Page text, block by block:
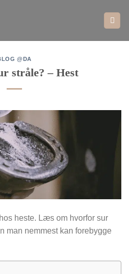
@DA
stråle? – Hest
heste. Læs om hvorfor sur
man nemmest kan forebygge